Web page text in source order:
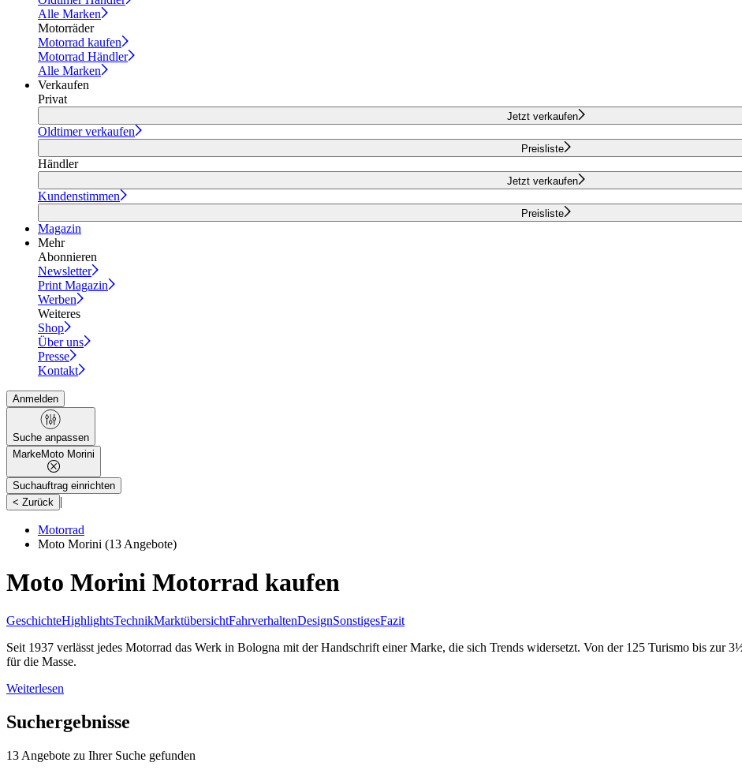
Alle Marken
Motorräder
Motorrad kaufen
Motorrad Händler
Alle Marken
Verkaufen
Privat
Jetzt verkaufen
Oldtimer verkaufen
Preisliste
Händler
Jetzt verkaufen
Kundenstimmen
Preisliste
Magazin
Mehr
Abonnieren
Newsletter
Print Magazin
Werben
Weiteres
Shop
Über uns
Presse
Kontakt
Anmelden
Suche anpassen
MarkeMoto Morini
Suchauftrag einrichten
< Zurück
|
Motorrad
Moto Morini (13 Angebote)
Moto Morini Motorrad kaufen
GeschichteHighlightsTechnikMarktübersichtFahrverhaltenDesignSonstigesFazit
Seit 1937 verlässt jedes Motorrad das Werk in Bologna mit der Handschrift einer Marke, die sich Trends widersetzt. Von der 125 Turismo bis zur
für die Masse.
Weiterlesen
Suchergebnisse
13 Angebote zu Ihrer Suche gefunden